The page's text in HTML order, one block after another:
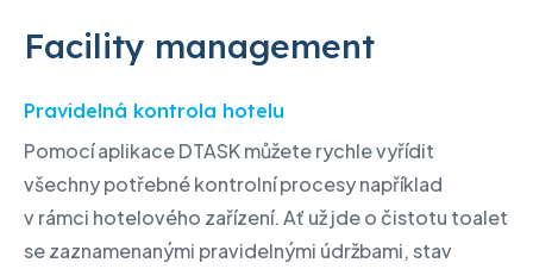
Facility management
Pravidelná kontrola hotelu
Pomocí aplikace DTASK můžete rychle vyřídit
všechny potřebné kontrolní procesy například
v rámci hotelového zařízení. Ať už jde o čistotu toalet
se zaznamenanými pravidelnými údržbami, stav